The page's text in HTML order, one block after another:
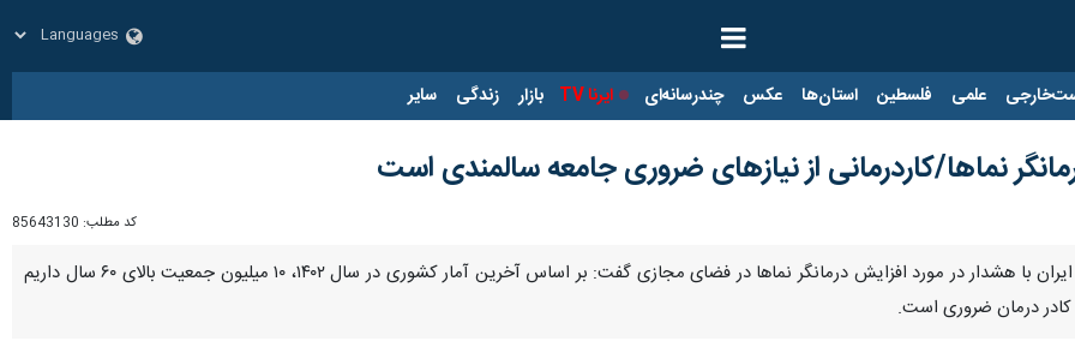
علمی فلسطین استان‌ها عکس چندرسانه‌ای ایرنا TV بازار زندگی سایر
نماها/کاردرمانی از نیازهای ضروری جامعه سالمندی است
کد مطلب: 85643130